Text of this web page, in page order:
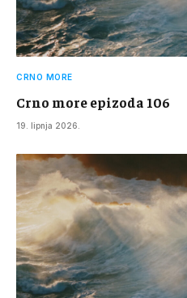
CRNO MORE
Crno more epizoda 106
19. lipnja 2026.